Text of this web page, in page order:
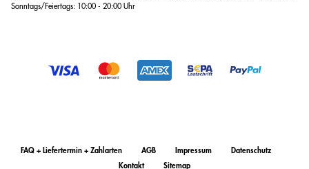
Sonntags/Feiertags: 10:00 - 20:00 Uhr
FAQ + Liefertermin + Zahlarten AGB Impressum
Datenschutz
Kontakt
Sitemap